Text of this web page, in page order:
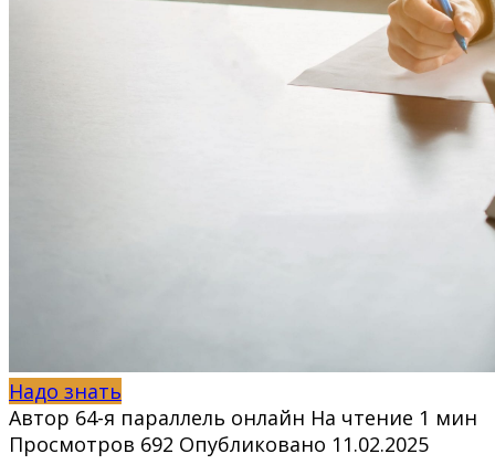
Надо знать
Автор 64-я параллель онлайн На чтение 1 мин
Просмотров 692 Опубликовано 11.02.2025